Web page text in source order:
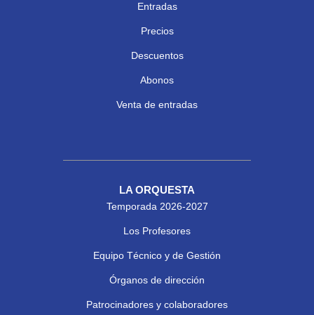
Entradas
Precios
Descuentos
Abonos
Venta de entradas
LA ORQUESTA
Temporada 2026-2027
Los Profesores
Equipo Técnico y de Gestión
Órganos de dirección
Patrocinadores y colaboradores